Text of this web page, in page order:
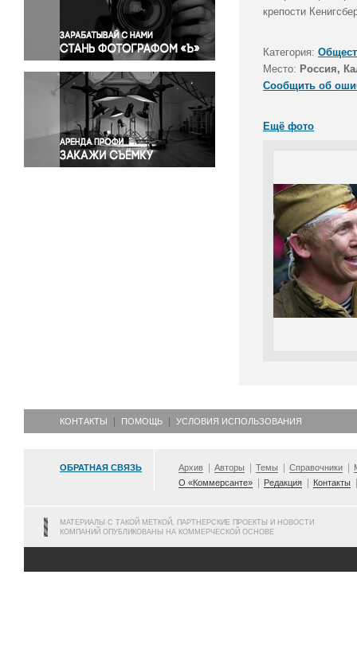
Правосудие
Происшествия и конфликты
Религия
Светская жизнь
Спорт
Экология
Экономика и бизнес
крепости
Категория:
Место: Россия,
Сообщить об
Ещё фото
КОНТАКТЫ ПОМОЩЬ УСЛОВИЯ ИСПОЛЬЗОВАНИЯ
ОБРАТНАЯ СВЯЗЬ Архив Авторы Темы Справочники
О «Коммерсанте»
Редакция Контакты
МАТЕРИАЛЫ С ТАКОЙ МЕТКОЙ, ПАРТНЕРСКИЕ ПРОЕКТЫ И НОВОСТИ
КОМПАНИЙ ОПУБЛИКОВАНЫ НА КОММЕРЧЕСКОЙ ОСНОВЕ